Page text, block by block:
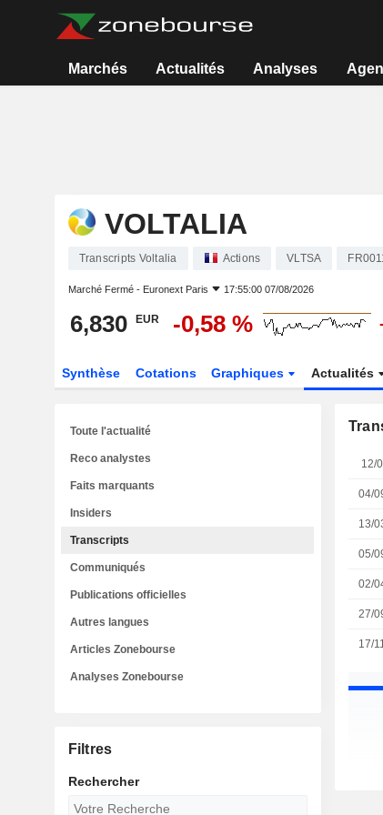
Marchés Actualités Analyses
VOLTALIA
Transcripts Voltalia Actions VLTSA
Marché Fermé - Euronext Paris 17:55:00 07/08/2026
6,830 EUR -0,58 %
Synthèse Cotations Graphiques Actualités
12/
04/
13/
05/
02/
27/
17/
Toute l'actualité
Reco analystes
Faits marquants
Insiders
Transcripts
Communiqués
Publications officielles
Autres langues
Articles Zonebourse
Analyses Zonebourse
Filtres
Rechercher